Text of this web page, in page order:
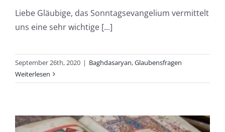
Liebe Gläubige, das Sonntagsevangelium vermittelt
uns eine sehr wichtige [...]
September 26th, 2020 | Baghdasaryan,Glaubensfragen
Weiterlesen